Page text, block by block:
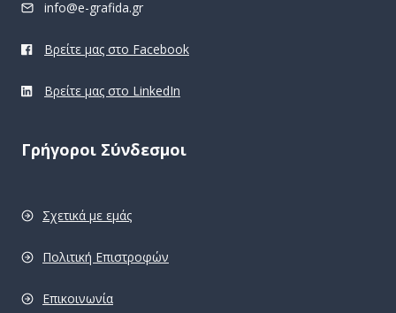
info@e-grafida.gr
Βρείτε μας στο Facebook
Βρείτε μας στο LinkedIn
Γρήγοροι Σύνδεσμοι
Σχετικά με εμάς
Πολιτική Επιστροφών
Επικοινωνία